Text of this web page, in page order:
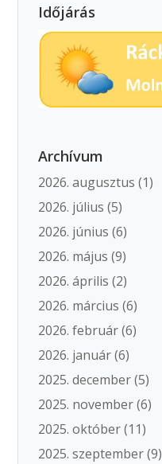
Időjárás
Archívum
2026. augusztus (1)
2026. július (5)
2026. június (6)
2026. május (9)
2026. április (2)
2026. március (6)
2026. február(6)
2026. január(6)
2025. december(5)
2025. november(6)
2025. október(11)
2025. szeptember(9)